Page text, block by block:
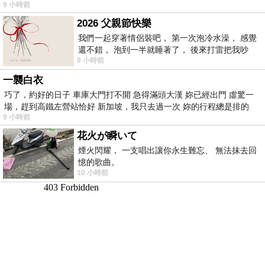
的墨客，在京城的古玩肆裡
9 小時前
2026 父親節快樂
我們一起穿著情侶裝吧， 第一次泡冷水澡， 感覺
還不錯， 泡到一半就睡著了， 後來打雷把我吵
醒， 手
9 小時前
一襲白衣
巧了，約好的日子 車庫大門打不開 急得滿頭大漢 妳已經出門 虛驚一
場，趕到高鐵左營站恰好 新加坡，我只去過一次 妳的行程總是排的
9 小時前
花火が瞬いて
煙火閃耀， 一支唱出讓你永生難忘、 無法抹去回
憶的歌曲。
10 小時前